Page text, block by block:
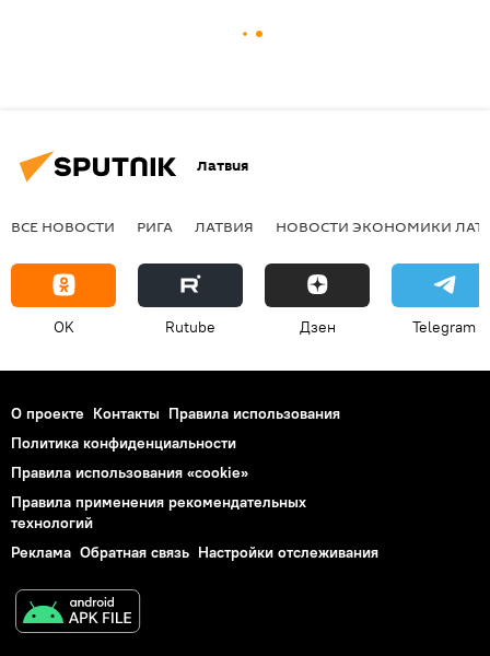
Латвия
ВСЕ НОВОСТИ РИГА ЛАТВИЯ НОВОСТИ ЭКОНОМИКИ
OK Rutube Дзен Telegram
О проекте Контакты Правила использования
Политика конфиденциальности
Правила использования «cookie»
Правила применения рекомендательных
технологий
Реклама Обратная связь Настройки отслеживания